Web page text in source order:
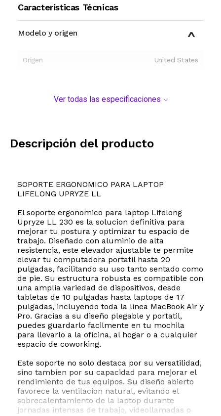
Características Técnicas
Modelo y origen
Origen United States
Ver todas las especificaciones
Descripción del producto
SOPORTE ERGONOMICO PARA LAPTOP
LIFELONG UPRYZE LL
El soporte ergonomico para laptop Lifelong
Upryze LL 230 es la solucion definitiva para
mejorar tu postura y optimizar tu espacio de
trabajo. Diseñado con aluminio de alta
resistencia, este elevador ajustable te permite
elevar tu computadora portatil hasta 20
pulgadas, facilitando su uso tanto sentado como
de pie. Su estructura robusta es compatible con
una amplia variedad de dispositivos, desde
tabletas de 10 pulgadas hasta laptops de 17
pulgadas, incluyendo toda la linea MacBook Air y
Pro. Gracias a su diseño plegable y portatil,
puedes guardarlo facilmente en tu mochila
para llevarlo a la oficina, al hogar o a cualquier
espacio de coworking.
Este soporte no solo destaca por su versatilidad,
sino tambien por su capacidad para mejorar el
rendimiento de tus equipos. Su diseño abierto
favorece la ventilacion natural, evitando el
sobrecalentamiento de la laptop durante
jornadas intensas de trabajo, videollamadas o